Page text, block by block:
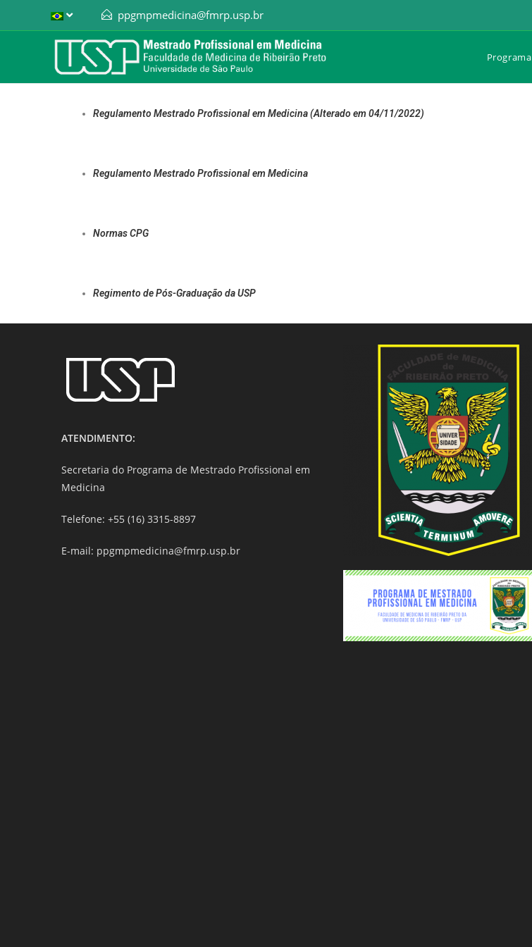
ppgmpmedicina@fmrp.usp.br
Programa
Regulamento Mestrado Profissional em Medicina (Alterado em 04/11/2022)
Regulamento Mestrado Profissional em Medicina
Normas CPG
Regimento de Pós-Graduação da USP
ATENDIMENTO:
Secretaria do Programa de Mestrado Profissional em
Medicina
Telefone: +55 (16) 3315-8897
E-mail: ppgmpmedicina@fmrp.usp.br